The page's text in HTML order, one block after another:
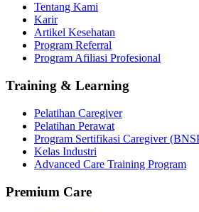
Tentang Kami
Karir
Artikel Kesehatan
Program Referral
Program Afiliasi Profesional
Training & Learning
Pelatihan Caregiver
Pelatihan Perawat
Program Sertifikasi Caregiver
Kelas Industri
Advanced Care Training Program
Premium Care